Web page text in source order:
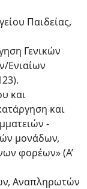
Παιδείας,
Γενικών
Ενιαίων
και
και
-
μονάδων,
φορέων» (Α’
Αναπληρωτών